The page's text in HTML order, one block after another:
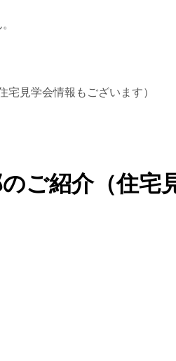
見学会情報もございます）
ご紹介（住宅